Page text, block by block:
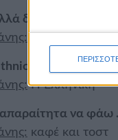
δεν υπάρχει
κουζίνα είναι ….
Η Ελληνική
απαραίτητα να φάω
καφέ και τοστ